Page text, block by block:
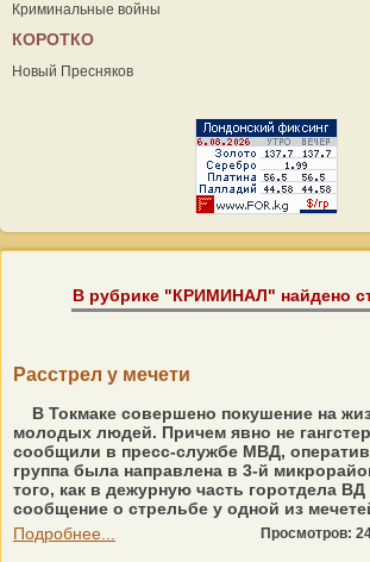
Криминальные войны
КОРОТКО
Новый Пресняков
В рубрике "КРИМИНАЛ" найдено
Расстрел у мечети
В Токмаке совершено покушение на
молодых людей. Причем явно не
сообщили в пресс-службе МВД,
группа была направлена в 3-й
того, как в дежурную часть горотдела ВД
сообщение о стрельбе у одной из
Подробнее...
Просмотров: